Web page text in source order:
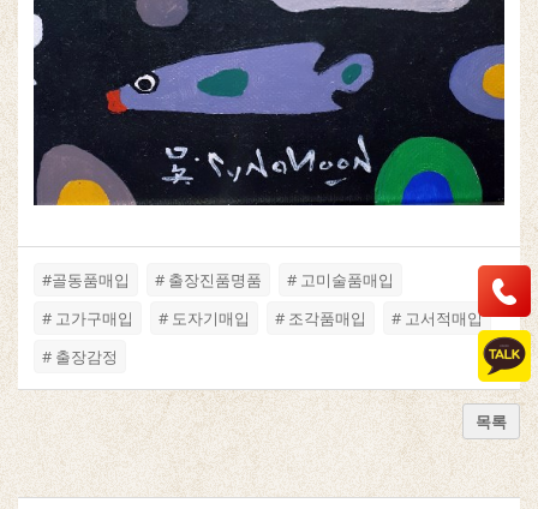
#골동품매입 # 출장진품명품
# 고미술품매입
# 고가구매입
# 도자기매입 # 조각품매입
# 고서적매입
# 출장감정
목록